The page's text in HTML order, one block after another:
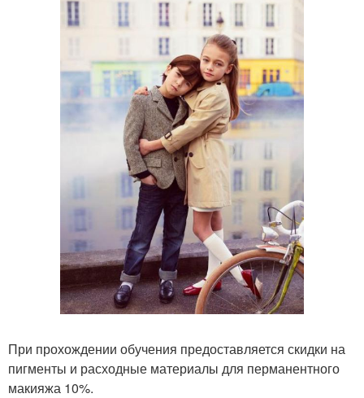
При прохождении обучения предоставляется скидки на
пигменты и расходные материалы для перманентного
макияжа 10%.